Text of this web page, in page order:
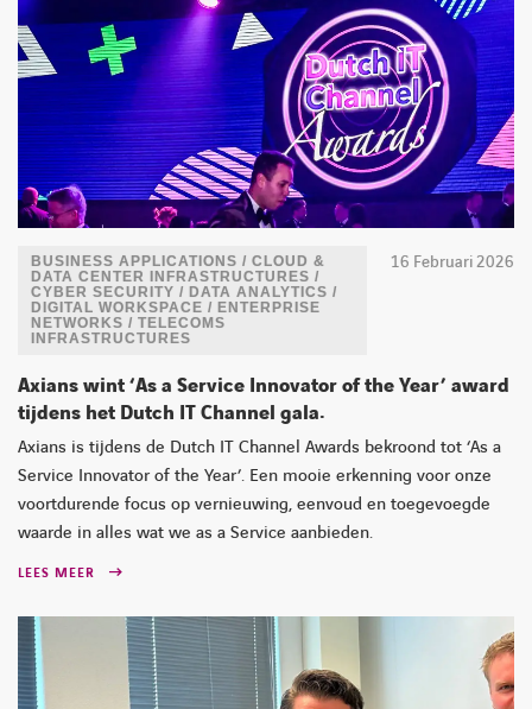
16 Februari 2026
BUSINESS APPLICATIONS / CLOUD &
DATA CENTER INFRASTRUCTURES /
CYBER SECURITY / DATA ANALYTICS /
DIGITAL WORKSPACE / ENTERPRISE
NETWORKS / TELECOMS
INFRASTRUCTURES
Axians wint ‘As a Service Innovator of the Year’ award
tijdens het Dutch IT Channel gala.
Axians is tijdens de Dutch IT Channel Awards bekroond tot ‘As a
Service Innovator of the Year’. Een mooie erkenning voor onze
voortdurende focus op vernieuwing, eenvoud en toegevoegde
waarde in alles wat we as a Service aanbieden.
LEES MEER